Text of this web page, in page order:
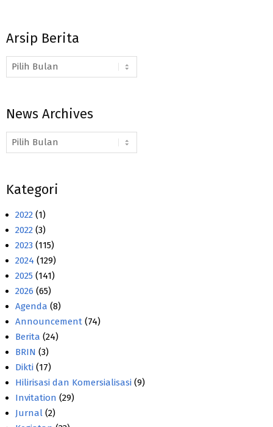
Arsip Berita
Arsip
Berita
News Archives
News
Archives
Kategori
2022 (1)
2022 (3)
2023 (115)
2024 (129)
2025 (141)
2026 (65)
Agenda (8)
Announcement (74)
Berita (24)
BRIN (3)
Dikti (17)
Hilirisasi dan Komersialisasi (9)
Invitation (29)
Jurnal (2)